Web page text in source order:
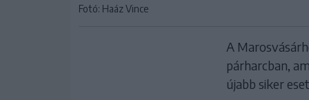
Fotó: Haáz Vince
A
párharcban,
újabb siker